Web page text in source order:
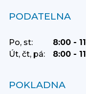
PODATELNA
Po, st:
8:00 -
Út, čt, pá:
8:00 -
POKLADNA